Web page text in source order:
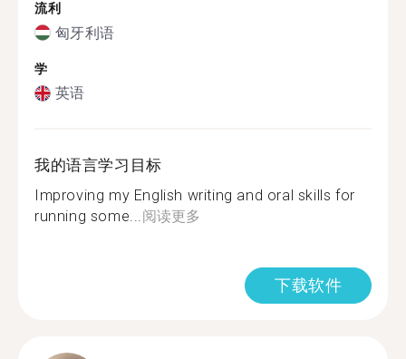
流利
匈牙利语
学
英语
我的语言学习目标
Improving my English writing and oral skills for
running some...阅读更多
下载软件